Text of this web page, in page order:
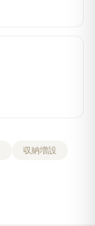
収納増設